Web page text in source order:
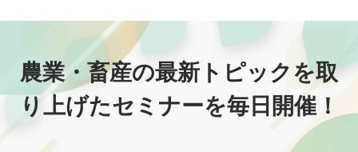
農業・畜産の最新トピックを取
り上げたセミナーを毎日開催！